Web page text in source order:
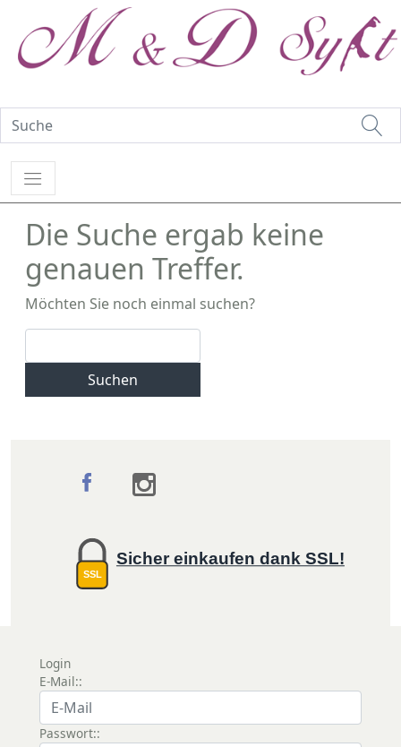
Die Suche ergab keine
genauen Treffer.
Möchten Sie noch einmal suchen?
Suchen
SSL
Sicher einkaufen dank SSL!
Login
E-Mail::
Passwort::